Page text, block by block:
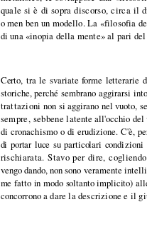
quale si è di sopra discorso, circa il
o men ben un modello. La «filosofia
di una «inopia della mente» al pari
Certo, tra le svariate forme letterarie
stori­che, perché sembrano aggirarsi
trattazioninon si aggirano nel vuoto,
sempre, sebbene latente all'occhio del
di cronachismo o di erudi­zione. C'è,
di portar luce su particolari con­dizioni
rischiarata. Stavo per dire,
vengo dando, non sono veramente
me fatto in modo soltanto implicito)
concorronoa dare la descrizione e il